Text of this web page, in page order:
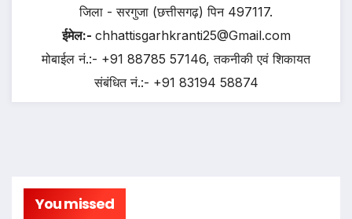
जिला - सरगुजा (छत्तीसगढ़) पिन 497117.
ईमेल:- chhattisgarhkranti25@Gmail.com
मोबाईल नं.:- +91 88785 57146, तकनीकी एवं शिकायत
संबंधित नं.:- +91 83194 58874
You missed